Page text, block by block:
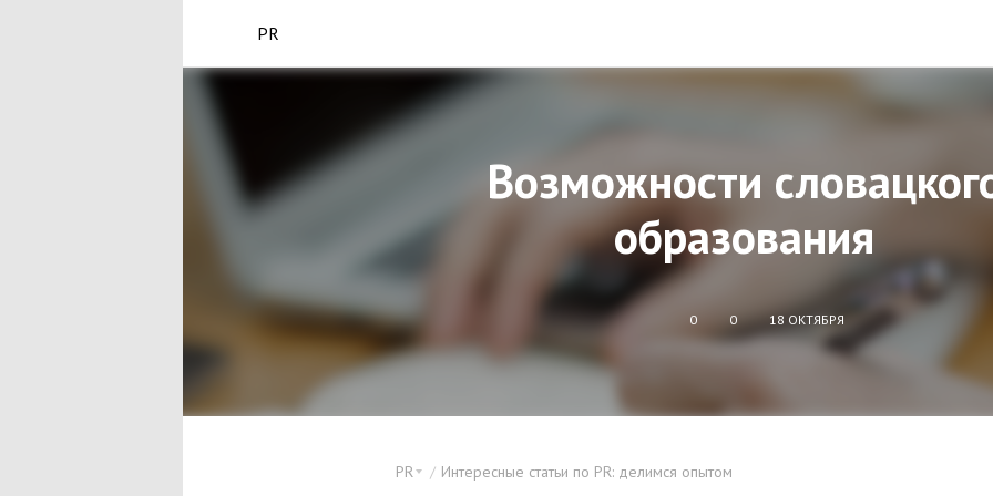
PR
Возможности
образования
0 0 18 ОКТЯБРЯ
PR Интересные статьи по PR: делимся опытом